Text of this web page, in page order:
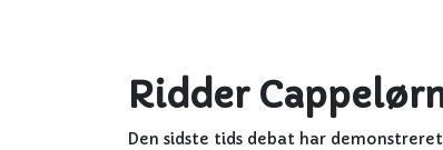
Ridder
Den sidste tids debat har